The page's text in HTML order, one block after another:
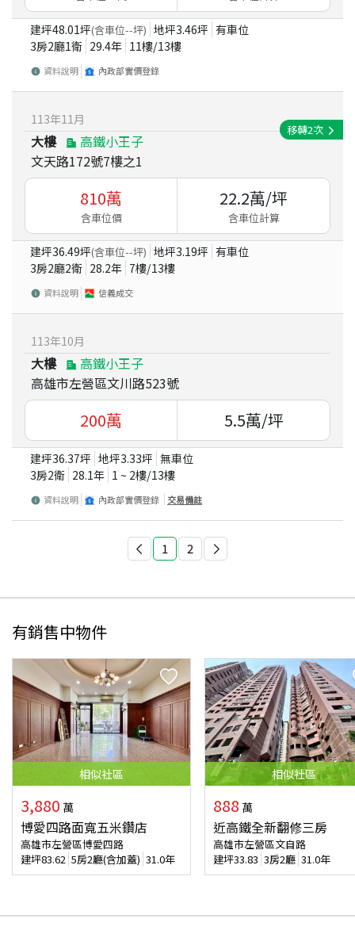
建坪48.01坪(含車位--坪) 地坪3.46坪 有車位
3房2廳1衛 29.4年 11樓/13樓
資料說明 內政部實價登錄
113年11 月
大樓
高鐵小王子
文天路172號7樓之1
移轉2次
810萬
含車位價
22.2萬/坪
含車位計算
建坪36.49坪(含車位--坪) 地坪3.19坪 有車位
3房2廳2衛 28.2年 7樓/13樓
資料說明 信義成交
113年10月
大樓
高鐵小王子
高雄市左營區文川路523號
200萬 5.5萬/坪
建坪36.37坪 地坪3.33坪 無車位
3房2衛 28.1年 1 ~ 2樓/13樓
資料說明 內政部實價登錄 交易備註
1 2
有銷售中物件
相似社區
3,880 萬
博愛四路面寬五米鑽店
高雄市左營區博愛四路
建坪83.62 5房2廳(含加蓋) 31.0年
相似社區
888 萬
近高鐵全新翻修三房
高雄市左營區文自路
建坪33.83 3房2廳 31.0年